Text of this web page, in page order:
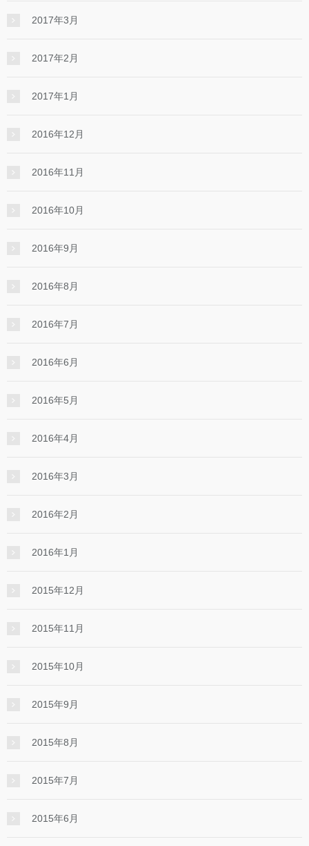
2017年3月
2017年2月
2017年1月
2016年12月
2016年11月
2016年10月
2016年9月
2016年8月
2016年7月
2016年6月
2016年5月
2016年4月
2016年3月
2016年2月
2016年1月
2015年12月
2015年11月
2015年10月
2015年9月
2015年8月
2015年7月
2015年6月